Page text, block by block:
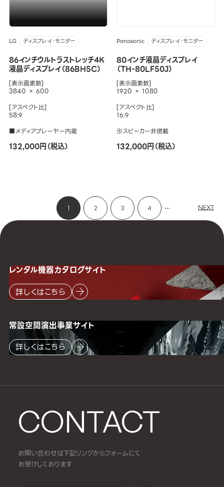
LG ディスプレイ・モニター
86インチウルトラストレッチ4K
液晶ディスプレイ（86BH5C）
[表示画素数]
3840 × 600
[アスペクト比]
58:9
■メディアプレーヤー内蔵
132,000円（税込）
Panasonic ディスプレイ・モニター
80インチ液晶ディスプレイ
（TH-80LF50J）
[表示画素数]
1920 × 1080
[アスペクト比]
16:9
※スピーカー非搭載
132,000円（税込）
1 2 3 4 ... NEXT
CONTACT
お問い合わせは下記リンクからフォームにて
お受けしております
レンタル機器カタログサイト
詳しくはこちら
常設空間演出事業サイト
詳しくはこちら